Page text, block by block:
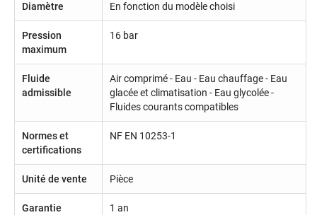
Diamètre En fonction du modèle choisi
Pression
maximum
16 bar
Fluide
admissible
Air comprimé - Eau - Eau chauffage - Eau
glacée et climatisation - Eau glycolée -
Fluides courants compatibles
Normes et
certifications
NF EN 10253-1
Unité de vente Pièce
Garantie
1 an